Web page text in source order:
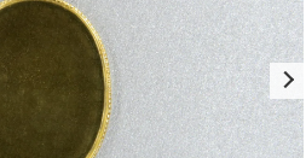
ングを続ける
★
キ付】 製品
】 ブローチ台
みパーツ】 銅板